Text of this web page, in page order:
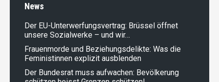
News
Der EU-Unterwerfungsvertrag: Brüssel öffnet
unsere Sozialwerke – und wir…
Frauenmorde und Beziehungsdelikte: Was die
Feministinnen explizit ausblenden
Der Bundesrat muss aufwachen: Bevölkerung